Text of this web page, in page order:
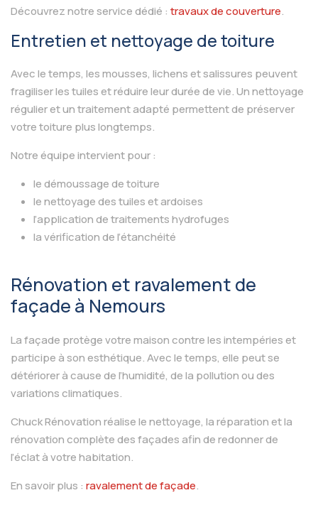
Découvrez notre service dédié : travaux de couverture.
Entretien et nettoyage de toiture
Avec le temps, les mousses, lichens et salissures peuvent
fragiliser les tuiles et réduire leur durée de vie. Un nettoyage
régulier et un traitement adapté permettent de préserver
votre toiture plus longtemps.
Notre équipe intervient pour :
le démoussage de toiture
le nettoyage des tuiles et ardoises
l’application de traitements hydrofuges
la vérification de l’étanchéité
Rénovation et ravalement de
façade à Nemours
La façade protège votre maison contre les intempéries et
participe à son esthétique. Avec le temps, elle peut se
détériorer à cause de l’humidité, de la pollution ou des
variations climatiques.
Chuck Rénovation réalise le nettoyage, la réparation et la
rénovation complète des façades afin de redonner de
l’éclat à votre habitation.
En savoir plus : ravalement de façade.